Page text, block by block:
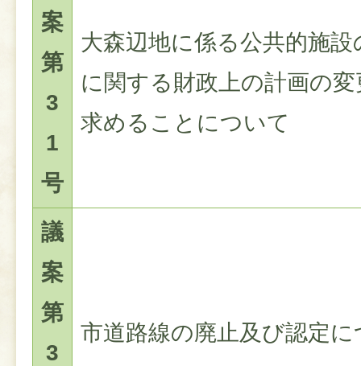
案
第
3
1
号
大森辺地に係る公共的施
に関する財政上の計画の
求めることについて
議
案
第
3
市道路線の廃止及び認定